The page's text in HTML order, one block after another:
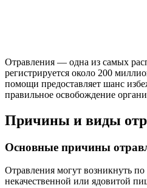
Отравления — одна из самых
регистрируется около 200
помощи предоставляет шанс
правильное освобождение
Причины и виды
Основные причины
Отравления могут возникнуть
некачественной или ядовитой